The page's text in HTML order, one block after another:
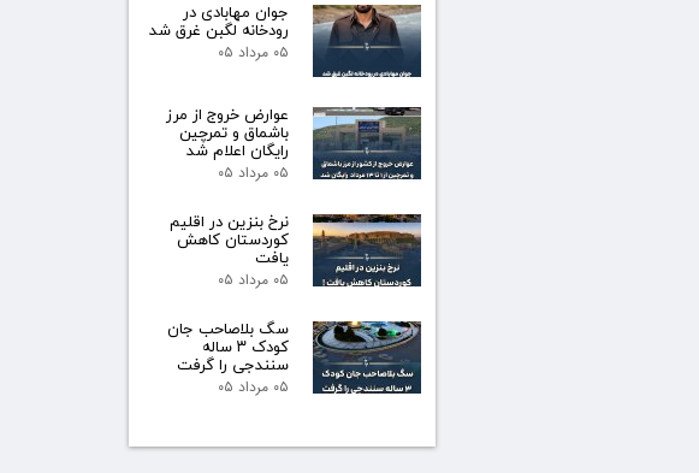
جوان مهابادی در
رودخانه لگبن غرق شد
۰۵ مرداد ۰۵
عوارض خروج از مرز
باشماق و تمرچین
رایگان اعلام شد
۰۵ مرداد ۰۵
نرخ بنزین در اقلیم
کوردستان کاهش
یافت
۰۵ مرداد ۰۵
سگ بلاصاحب جان
کودک ۳ ساله
سنندجی را گرفت
۰۵ مرداد ۰۵